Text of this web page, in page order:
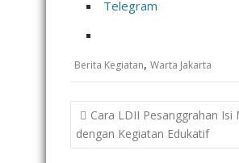
Telegram
Berita Kegiatan, Warta Jakarta
Post
navigation
Cara LDII Pesanggrahan
dengan Kegiatan Edukatif